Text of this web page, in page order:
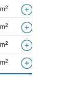
2
2
2
2